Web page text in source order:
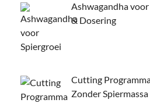
Ashwagandha
& Dosering
Cutting
Zonder